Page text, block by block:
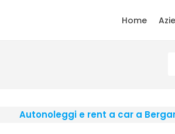
Home
Autonoleggi e rent a car a